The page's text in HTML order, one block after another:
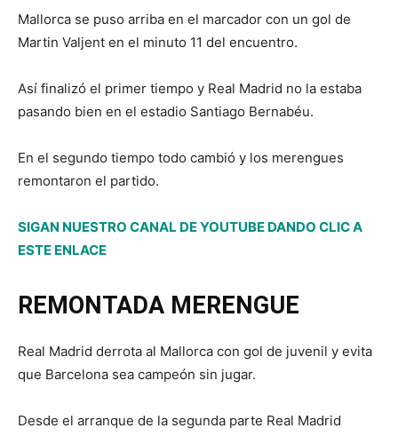
Mallorca se puso arriba en el marcador con un gol de
Martin Valjent en el minuto 11 del encuentro.
Así finalizó el primer tiempo y Real Madrid no la estaba
pasando bien en el estadio Santiago Bernabéu.
En el segundo tiempo todo cambió y los merengues
remontaron el partido.
SIGAN NUESTRO CANAL DE YOUTUBE DANDO CLIC A
ESTE ENLACE
REMONTADA MERENGUE
Real Madrid derrota al Mallorca con gol de juvenil y evita
que Barcelona sea campeón sin jugar.
Desde el arranque de la segunda parte Real Madrid